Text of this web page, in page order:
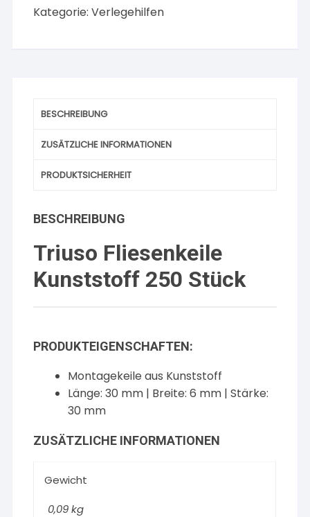
Kategorie:Verlegehilfen
BESCHREIBUNG
ZUSÄTZLICHE INFORMATIONEN
PRODUKTSICHERHEIT
BESCHREIBUNG
Triuso Fliesenkeile
Kunststoff 250 Stück
PRODUKTEIGENSCHAFTEN:
Montagekeile aus Kunststoff
Länge: 30 mm | Breite: 6 mm | Stärke:
30 mm
ZUSÄTZLICHE INFORMATIONEN
Gewicht
0,09 kg